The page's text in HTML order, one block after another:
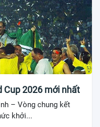
Cup 2026 mới nhất
– Vòng chung kết
khởi...